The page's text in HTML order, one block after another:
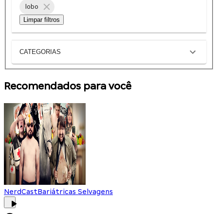
lobo
Limpar filtros
CATEGORIAS
Recomendados para você
NerdCastBariátricas Selvagens